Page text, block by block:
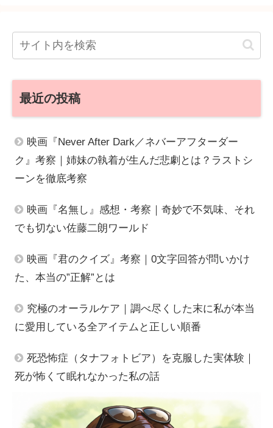
最近の投稿
映画『Never After Dark／ネバーアフターダー
ク』考察｜姉妹の執着が生んだ悲劇とは？ラストシ
ーンを徹底考察
映画『名無し』感想・考察｜奇妙で不気味、それ
でも切ない佐藤二朗ワールド
映画『君のクイズ』考察｜0文字回答が問いかけ
た、本当の”正解”とは
究極のオーラルケア｜調べ尽くした末に私が本当
に愛用している全アイテムと正しい順番
死恐怖症（タナフォトビア）を克服した実体験｜
死が怖くて眠れなかった私の話